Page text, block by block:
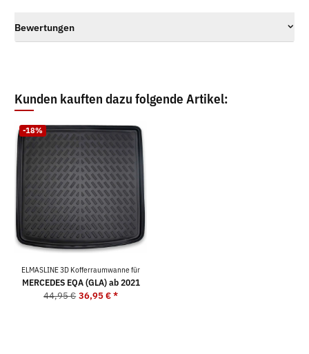
Bewertungen
Kunden kauften dazu folgende Artikel:
-18%
ELMASLINE 3D Kofferraumwanne für
MERCEDES EQA (GLA) ab 2021
44,95 € 36,95 €*